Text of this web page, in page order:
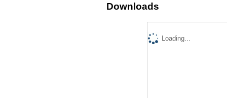
Downloads
Loading...